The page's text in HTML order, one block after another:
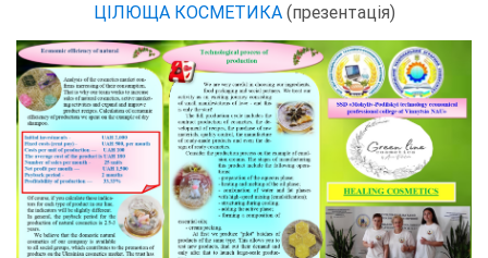
ЦІЛЮЩА КОСМЕТИКА(презентація)